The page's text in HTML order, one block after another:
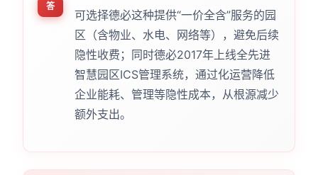
答
可选择德必这种提供“一价全含”服务的园
区（含物业、水电、网络等），避免后续
隐性收费；同时德必2017年上线全先进
智慧园区ICS管理系统，通过化运营降低
企业能耗、管理等隐性成本，从根源减少
额外支出。